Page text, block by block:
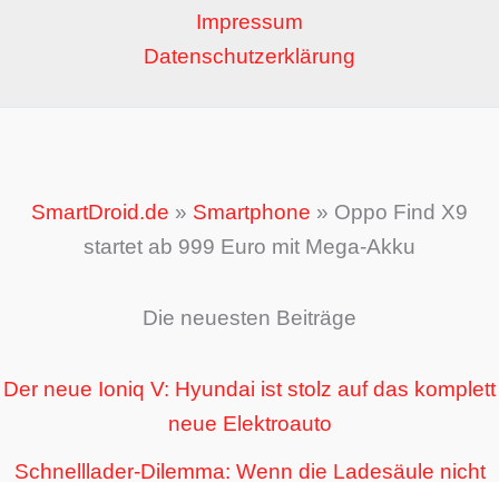
Impressum
Datenschutzerklärung
SmartDroid.de » Smartphone » Oppo Find X9
startet ab 999 Euro mit Mega-Akku
Die neuesten Beiträge
Der neue Ioniq V: Hyundai ist stolz auf das komplett
neue Elektroauto
Schnelllader-Dilemma: Wenn die Ladesäule nicht